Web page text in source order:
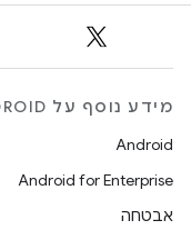
מידע נוסף על ANDROID
Android
Android for Enterprise
אבטחה